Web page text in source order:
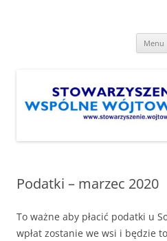
Menu
Podatki – marzec 2020
To ważne aby płacić podatki u
wpłat zostanie we wsi i będzie